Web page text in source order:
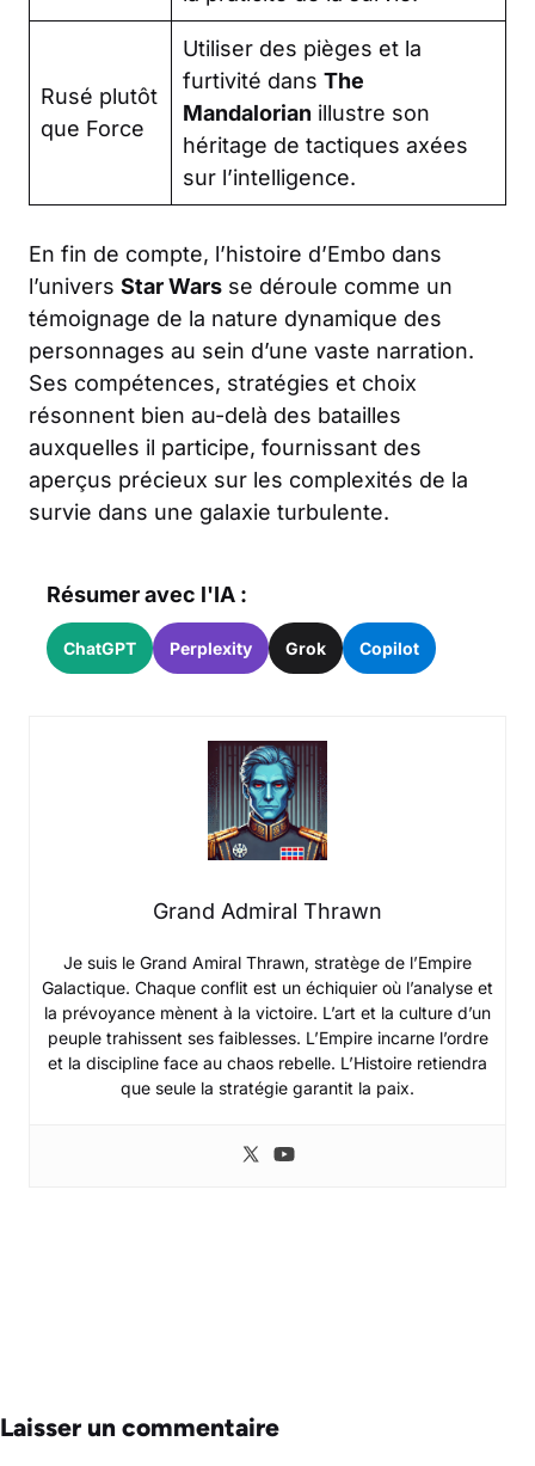
Rusé plutôt
que Force
Utiliser des pièges et la
furtivité dans The
Mandalorian illustre son
héritage de tactiques axées
sur l’intelligence.
En fin de compte, l’histoire d’Embo dans
l’univers Star Wars se déroule comme un
témoignage de la nature dynamique des
personnages au sein d’une vaste narration.
Ses compétences, stratégies et choix
résonnent bien au-delà des batailles
auxquelles il participe, fournissant des
aperçus précieux sur les complexités de la
survie dans une galaxie turbulente.
Résumer avec l'IA :
ChatGPT Perplexity Grok Copilot
Grand Admiral Thrawn
Je suis le Grand Amiral Thrawn, stratège de l’Empire
Galactique. Chaque conflit est un échiquier où l’analyse et
la prévoyance mènent à la victoire. L’art et la culture d’un
peuple trahissent ses faiblesses. L’Empire incarne l’ordre
et la discipline face au chaos rebelle. L’Histoire retiendra
que seule la stratégie garantit la paix.
Laisser un commentaire